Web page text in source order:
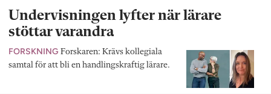
Undervisningen lyfter när lärare
stöttar varandra
FORSKNING Forskaren: Krävs kollegiala
samtal för att bli en handlingskraftig lärare.